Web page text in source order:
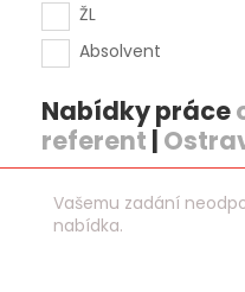
ŽL
Absolvent
Nabídky práce
referent |
Vašemu zadání
nabídka.